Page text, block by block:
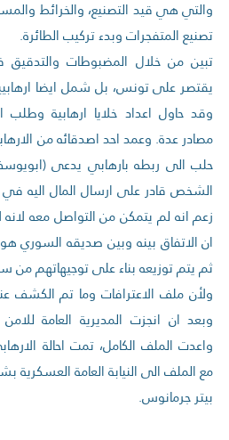
والتي هي قيد التصنيع، والخرائط
تصنيع المتفجرات وبدء تركيب الطائرة.
تبين من خلال المضبوطات والتدقيق
يقتصر على تونس، بل شمل ايضا
وقد حاول اعداد خلايا ارهابية
مصادر عدة. وعمد احد اصدقائه من
حلب الى ربطه بارهابي يدعى
الشخص قادر على ارسال المال اليه في
زعم انه لم يتمكن من التواصل معه لانه
ان الاتفاق بينه وبين صديقه السوري
ثم يتم توزيعه بناء على توجيهاتهم من
ولأن ملف الاعترافات وما تم الكشف
وبعد ان انجزت المديرية العامة
واعدت الملف الكامل، تمت احالة
مع الملف الى النيابة العامة
بيتر جرمانوس.